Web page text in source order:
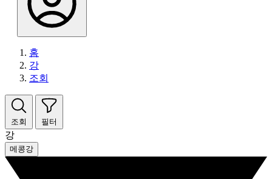
홈
강
조회
조회 필터
강
메콩강